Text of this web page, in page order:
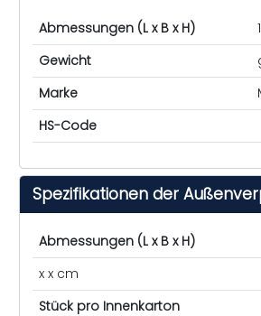
Abmessungen (L x B x H)
Gewicht
Marke
HS-Code
Spezifikationen der
Abmessungen (L x B x H)
x x cm
Stück pro Innenkarton